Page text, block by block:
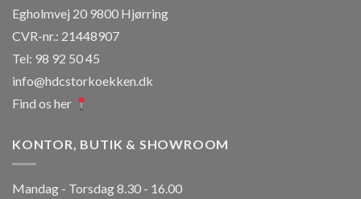
Egholmvej 20 9800 Hjørring
CVR-nr.: 21448907
Tel: 98 92 50 45
info@hdcstorkoekken.dk
Find os her
KONTOR, BUTIK & SHOWROOM
Mandag - Torsdag 8.30 - 16.00